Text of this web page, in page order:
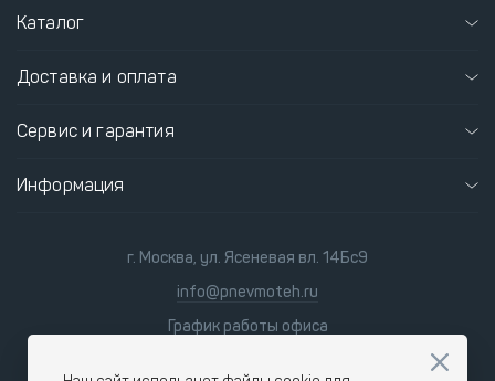
Каталог
Доставка и оплата
Сервис и гарантия
Информация
г. Москва, ул. Ясеневая вл. 14Бс9
info@pnevmoteh.ru
График работы офиса
9:00 - 18:00